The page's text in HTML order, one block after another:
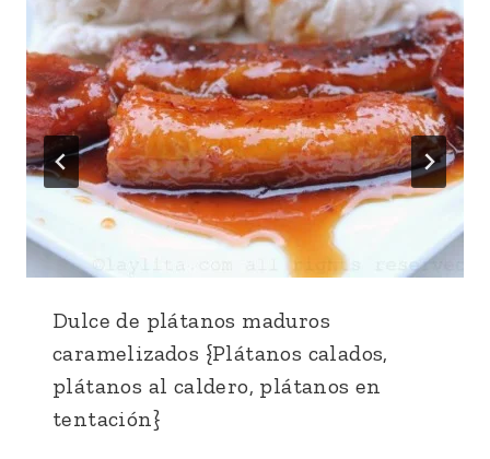
Dulce de plátanos maduros
caramelizados {Plátanos calados,
plátanos al caldero, plátanos en
tentación}